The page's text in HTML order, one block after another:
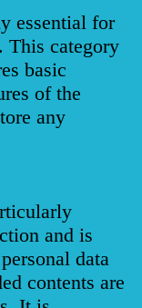
essential for
This category
basic
of the
any
and is
data
contents are